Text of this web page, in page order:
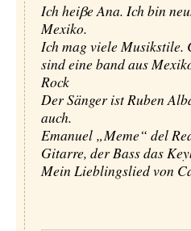
Ich heiβe Ana. Ich bin
Mexiko.
Ich mag viele Musikstile.
sind eine band aus
Rock
Der Sänger ist Ruben
auch.
Emanuel „Meme“ del
Gitarre, der Bass das
Mein Lieblingslied von